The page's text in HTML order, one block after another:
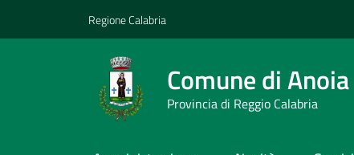
Regione Calabria
Comune di Anoia
Provincia di Reggio Calabria